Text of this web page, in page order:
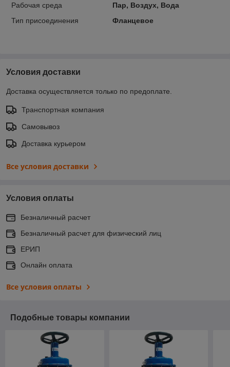
Рабочая среда
Пар, Воздух, Вода
Тип присоединения
Фланцевое
Условия доставки
Доставка осуществляется только по предоплате.
Транспортная компания
Самовывоз
Доставка курьером
Все условия доставки
Условия оплаты
Безналичный расчет
Безналичный расчет для физический лиц
ЕРИП
Онлайн оплата
Все условия оплаты
Подобные товары компании